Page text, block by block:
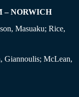
– NORWICH
Masuaku; Rice,
Giannoulis; McLean,